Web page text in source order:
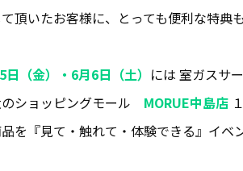
頂いたお客様に、とっても便利な特典
日（金）・6月6日（土） には 室ガスサ
ショッピングモール MORUE中島店
を『見て・触れて・体験できる』イベ